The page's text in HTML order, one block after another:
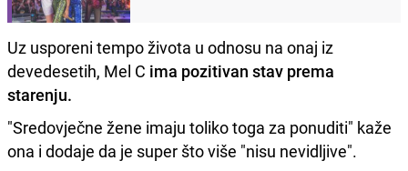
Uz usporeni tempo života u odnosu na onaj iz
devedesetih, Mel C ima pozitivan stav prema
starenju.
"Sredovječne žene imaju toliko toga za ponuditi" kaže
ona i dodaje da je super što više "nisu nevidljive".